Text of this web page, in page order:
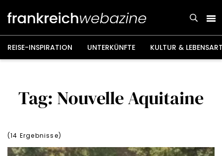
Inhalt
REISE-INSPIRATION UNTERKÜNFTE KULTUR &
Tag: Nouvelle Aquitaine
(14 Ergebnisse)